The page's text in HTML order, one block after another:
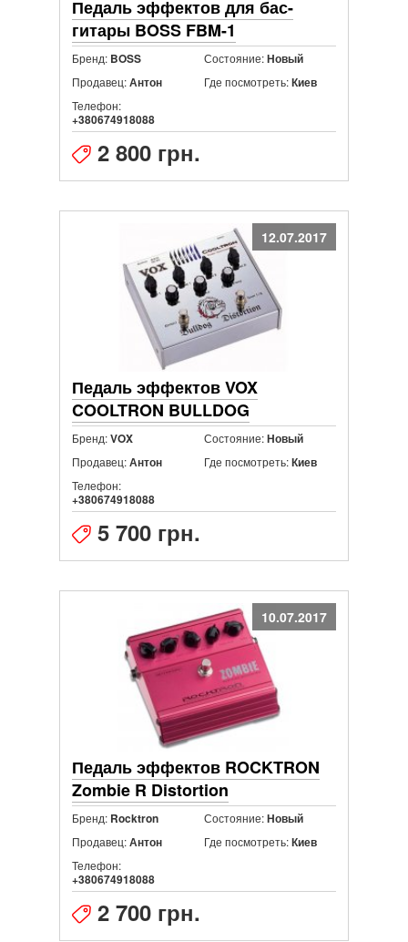
Педаль эффектов для бас-
гитары BOSS FBM-1
Бренд: BOSS Состояние:Новый
Продавец:Антон Где посмотреть:Киев
Телефон:
+380674918088
2 800 грн.
12.07.2017
Педаль эффектов VOX
COOLTRON BULLDOG
DISTORTION
Бренд:VOX Состояние:Новый
Продавец:Антон Где посмотреть:Киев
Телефон:
+380674918088
5 700 грн.
10.07.2017
Педаль эффектов ROCKTRON
Zombie R Distortion
Бренд: Rocktron Состояние:Новый
Продавец:Антон Где посмотреть:Киев
Телефон:
+380674918088
2 700 грн.